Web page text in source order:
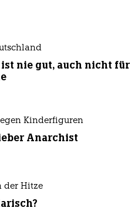
nie gut, auch nicht für
Kinderfiguren
Anarchist
der Hitze